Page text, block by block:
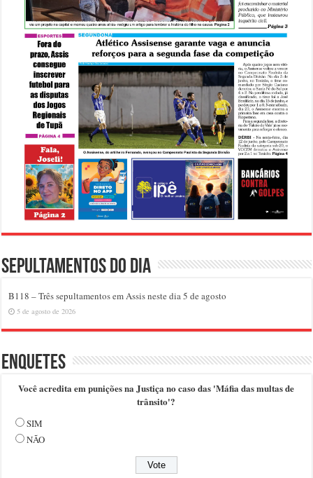
Sepultamentos do dia
B118 – Três sepultamentos em Assis neste dia 5 de agosto
5 de agosto de 2026
Enquetes
Você acredita em punições na Justiça no caso das 'Máfia das multas de
trânsito'?
SIM
NÃO